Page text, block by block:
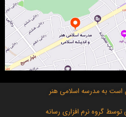
است بهمدرسه اسلامی هنر
توسطگروه نرم افزاری رسانه